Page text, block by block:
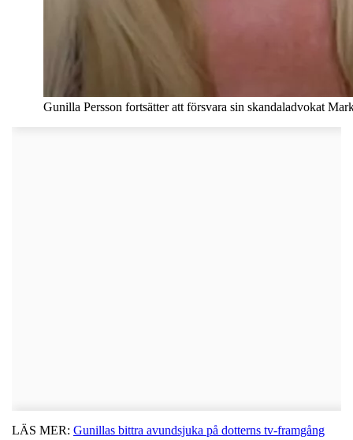
Gunilla Persson fortsätter att försvara sin skandaladvokat
LÄS MER: Gunillas bittra avundsjuka på dotterns tv-framgång